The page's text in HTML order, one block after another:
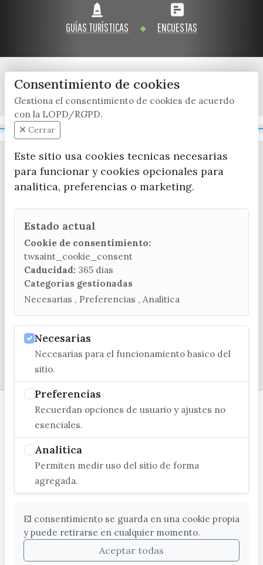
GUÍAS TURÍSTICAS ENCUESTAS
x / twitter facebook youtube instagram
CONTACTA CON LA OFICINA DE TURISMO
(+34) 952 541 104
turismo@velezmalaga.es
C/ Poniente, 2. CP 29740 - Torre del Mar
Consentimiento de cookies
Gestiona el consentimiento de cookies de acuerdo
con la LOPD/RGPD.
Cerrar
Este sitio usa cookies tecnicas necesarias
para funcionar y cookies opcionales para
analitica, preferencias o marketing.
Estado actual
Cookie de consentimiento:
twsaint_cookie_consent
Caducidad: 365 dias
Categorias gestionadas
Necesarias , Preferencias , Analitica
Necesarias
Necesarias para el funcionamiento basico del
sitio.
Preferencias
Recuerdan opciones de usuario y ajustes no
esenciales.
Analitica
Permiten medir uso del sitio de forma
agregada.
El consentimiento se guarda en una cookie propia
y puede retirarse en cualquier momento.
Aceptar todas